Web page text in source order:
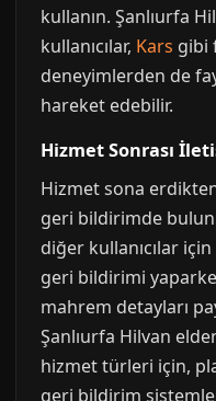
kullanın. Şanlıurfa
kullanıcılar, Kars gibi
deneyimlerden de
hareket edebilir.
Hizmet Sonrası
Hizmet sona
geri bildirimde
diğer kullanıcılar
geri bildirimi
mahrem detayları
Şanlıurfa Hilvan
hizmet türleri için,
geri bildirim